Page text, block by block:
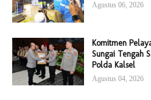
Agustus 06, 2026
Komitmen
Sungai Tengah
Polda Kalsel
Agustus 04, 2026